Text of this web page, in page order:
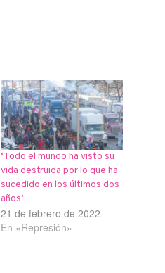
‘Todo el mundo ha visto su
vida destruida por lo que ha
sucedido en los últimos dos
años’
21 de febrero de 2022
En «Represión»